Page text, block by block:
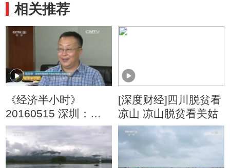
相关推荐
《经济半小时》
20160515 深圳：创
新之路通未来
[深度财经]四川脱贫看
凉山 凉山脱贫看美姑